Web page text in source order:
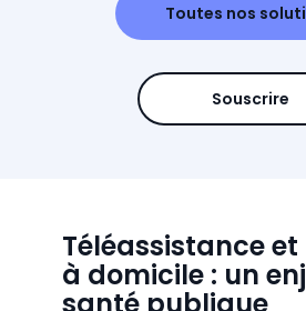
Toutes nos
Souscrire
Téléassistance
à domicile : un